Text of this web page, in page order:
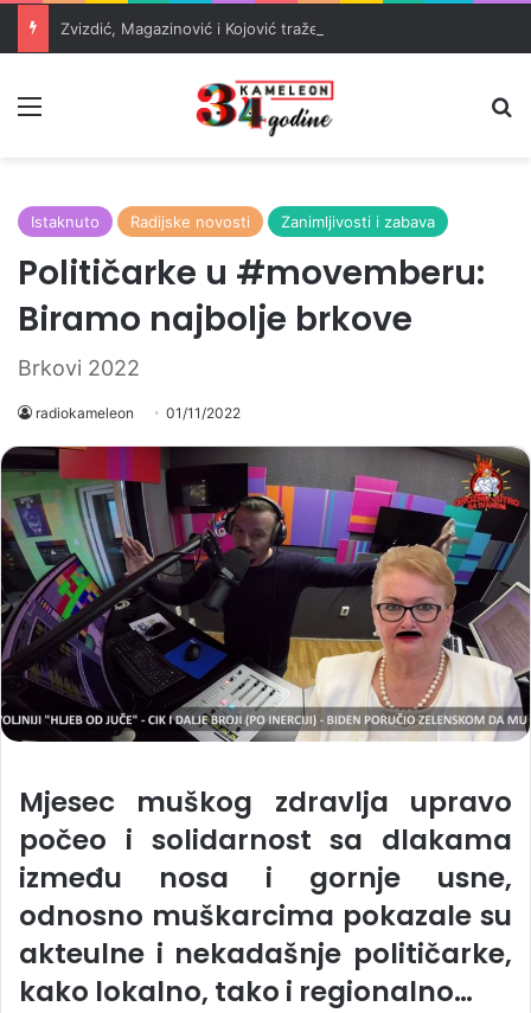
Istaknuto Radijske novosti Zanimljivosti i zabava
Političarke u #movemberu:
Biramo najbolje brkove
Brkovi 2022
radiokameleon 01/11/2022
Mjesec muškog zdravlja upravo
počeo i solidarnost sa dlakama
između nosa i gornje usne,
odnosno muškarcima pokazale su
akteulne i nekadašnje političarke,
kako lokalno, tako i regionalno…